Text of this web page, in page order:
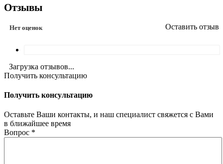
Отзывы
Нет оценок Оставить отзыв
Загрузка отзывов...
Получить консультацию
Получить консультацию
Оставьте Ваши контакты, и наш специалист свяжется с Вами
в ближайшее время
Вопрос *